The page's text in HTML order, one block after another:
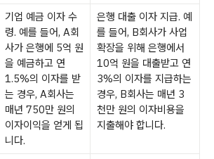
기업 예금 이자 수
령. 예를 들어, A회
사가 은행에 5억 원
을 예금하고 연
1.5%의 이자를 받
는 경우, A회사는
매년 750만 원의
이자이익을 얻게 됩
니다.
은행 대출 이자 지급. 예
를 들어, B회사가 사업
확장을 위해 은행에서
10억 원을 대출받고 연
3%의 이자를 지급하는
경우, B회사는 매년 3
천만 원의 이자비용을
지출해야 합니다.